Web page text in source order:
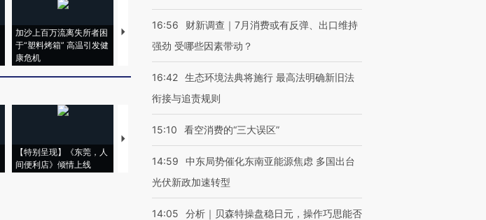
加沙上百万流离失所者困
于“塑料烤箱” 高温引发健
康危机
视线｜HYROX的吸金
术：是什么让中产们甘
马航飞行员跨国走私7万
粒摇头丸 尿检体内含3种
视线｜被称为“蟑螂”的印
【特别呈现】《东莞，人
间便利店》倾情上线
【推广】走进第四届链博
有意思的生活方式·第三对
住三大增长引擎是什么？
16:56
财新调查｜7月消费或有反弹、出口维持
强劲 受哪些因素带动？
16:42 生态环境法典将施行 最高法明确新旧法
衔接与追责规则
15:10 看空消费的“三大误区”
14:59
中东局势催化东南亚能源焦虑 多国出台
光伏新政加速转型
14:05
分析｜贝森特操盘稳日元，操作巧思能否